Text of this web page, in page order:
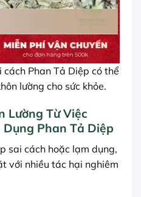
Phan Tả Diệp có thể
lường cho sức khỏe.
Lường Từ Việc
Phan Tả Diệp
sai cách hoặc lạm dụng,
với nhiều tác hại nghiêm